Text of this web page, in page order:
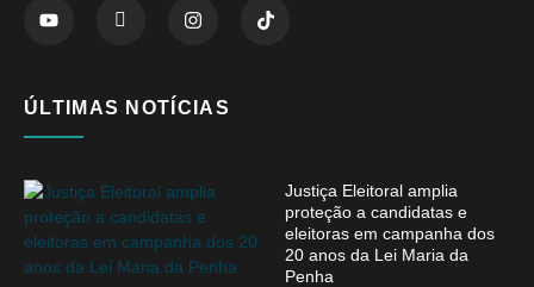
ÚLTIMAS NOTÍCIAS
Justiça Eleitoral amplia
proteção a candidatas e
eleitoras em campanha dos
20 anos da Lei Maria da
Penha